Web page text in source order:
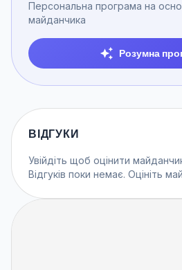
Персональна програма на
майданчика
Розумна
ВІДГУКИ
Увійдіть щоб оцінити
Відгуків поки немає. Оцініть